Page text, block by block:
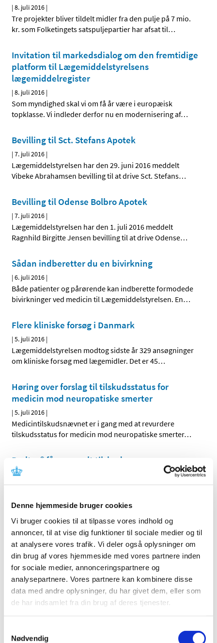
Denne hjemmeside bruger cookies
Vi bruger cookies til at tilpasse vores indhold og
annoncer, til at vise dig funktioner til sociale medier og til
at analysere vores trafik. Vi deler også oplysninger om
din brug af vores hjemmeside med vores partnere inden
for sociale medier, annonceringspartnere og
analysepartnere. Vores partnere kan kombinere disse
data med andre oplysninger, du har givet dem, eller som
de har indsamlet fra din brug af deres tjenester.
Nødvendig
|8. juli 2016 |
Tre projekter bliver tildelt midler fra den pulje på 7 mio.
kr. som Folketingets satspuljepartier har afsat til…
Invitation til markedsdialog om den fremtidige
platform til Lægemiddelstyrelsens
lægemiddelregister
|8. juli 2016 |
Som myndighed skal vi om få år være i europæisk
topklasse. Vi indleder derfor nu en modernisering af…
Bevilling til Sct. Stefans Apotek
|7. juli 2016 |
Lægemiddelstyrelsen har den 29. juni 2016 meddelt
Vibeke Abrahamsen bevilling til at drive Sct. Stefans…
Bevilling til Odense Bolbro Apotek
|7. juli 2016 |
Lægemiddelstyrelsen har den 1. juli 2016 meddelt
Ragnhild Birgitte Jensen bevilling til at drive Odense…
Sådan indberetter du en bivirkning
|6. juli 2016 |
Både patienter og pårørende kan indberette formodede
bivirkninger ved medicin til Lægemiddelstyrelsen. En…
Flere kliniske forsøg i Danmark
|5. juli 2016 |
Lægemiddelstyrelsen modtog sidste år 329 ansøgninger
om kliniske forsøg med lægemidler. Det er 45…
Høring over forslag til tilskudsstatus for
medicin mod neuropatiske smerter
|5. juli 2016 |
Medicintilskudsnævnet er i gang med at revurdere
tilskudsstatus for medicin mod neuropatiske smerter…
Braltus® får generelt tilskud
|4. juli 2016
Lægemiddelstyrelsen har besluttet, at Braltus® skal have
Bedre adgang til patientdata i kliniske forsøg
for monitorer og GCP-inspektører
|1. juli 2016|
Lægemiddelstyrelsens inspektører får nu direkte adgang
til at indhente helbredsoplysninger i patientjournaler i
Forventet mangel på næsesalve mod MRSA
vil være mangel på Bactroban Nasal næsesalve 2%, der…